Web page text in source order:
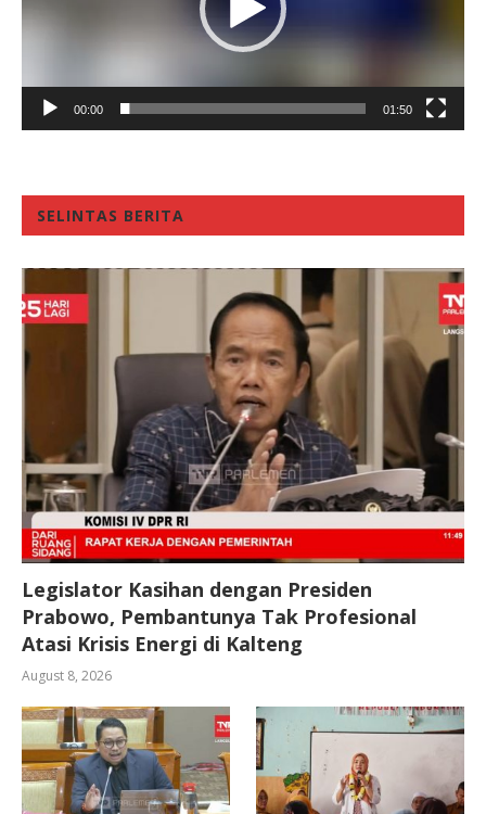
00:00 01:50
SELINTAS BERITA
Legislator Kasihan dengan Presiden
Prabowo, Pembantunya Tak Profesional
Atasi Krisis Energi di Kalteng
August 8, 2026